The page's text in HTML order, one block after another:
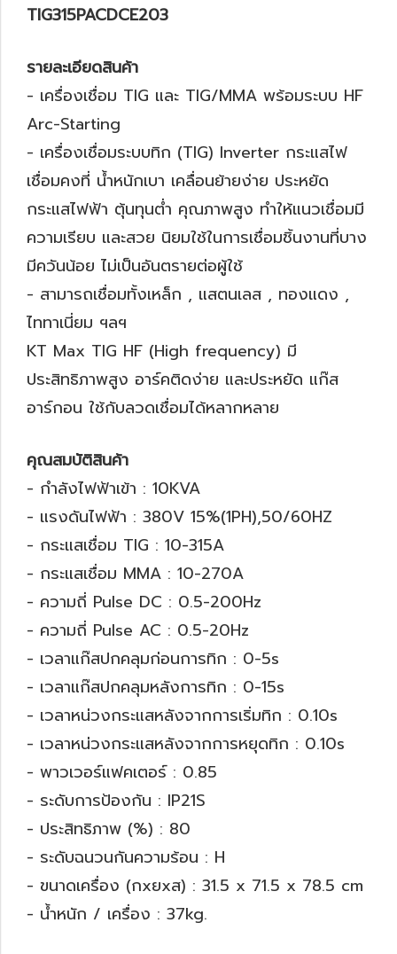
TIG315PACDCE203
รายละเอียดสินค้า
- เครื่องเชื่อม TIG และ TIG/MMA พร้อมระบบ HF
Arc-Starting
- เครื่องเชื่อมระบบทิก (TIG) Inverter กระแสไฟ
เชื่อมคงที่ น้ำหนักเบา เคลื่อนย้ายง่าย ประหยัด
กระแสไฟฟ้า ตุ้นทุนต่ำ คุณภาพสูง ทำให้แนวเชื่อมมี
ความเรียบ และสวย นิยมใช้ในการเชื่อมชิ้นงานที่บาง
มีควันน้อย ไม่เป็นอันตรายต่อผู้ใช้
- สามารถเชื่อมทั้งเหล็ก , แสตนเลส , ทองแดง ,
ไททาเนี่ยม ฯลฯ
KT Max TIG HF (High frequency) มี
ประสิทธิภาพสูง อาร์คติดง่าย และประหยัด แก๊ส
อาร์กอน ใช้กับลวดเชื่อมได้หลากหลาย
คุณสมบัติสินค้า
- กำลังไฟฟ้าเข้า : 10KVA
- แรงดันไฟฟ้า : 380V 15%(1PH),50/60HZ
- กระแสเชื่อม TIG : 10-315A
- กระแสเชื่อม MMA : 10-270A
- ความถี่ Pulse DC : 0.5-200Hz
- ความถี่ Pulse AC : 0.5-20Hz
- เวลาแก๊สปกคลุมก่อนการทิก : 0-5s
- เวลาแก๊สปกคลุมหลังการทิก : 0-15s
- เวลาหน่วงกระแสหลังจากการเริ่มทิก : 0.10s
- เวลาหน่วงกระแสหลังจากการหยุดทิก : 0.10s
- พาวเวอร์แฟคเตอร์ : 0.85
- ระดับการป้องกัน : IP21S
- ประสิทธิภาพ (%) : 80
- ระดับฉนวนกันความร้อน : H
- ขนาดเครื่อง (กxยxส) : 31.5 x 71.5 x 78.5 cm
- น้ำหนัก / เครื่อง : 37kg.